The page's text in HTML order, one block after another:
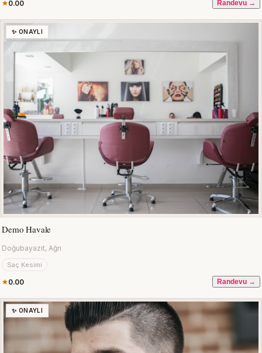
0.00 Randevu →
✨ ONAYLI
Demo Havale
Doğubayazıt, Ağrı
Saç Kesimi
0.00 Randevu →
✨ ONAYLI